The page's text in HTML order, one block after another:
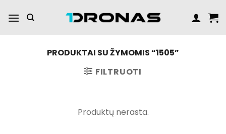
turinį
PRODUKTAI SU ŽYMOMIS “1505”
FILTRUOTI
Produktų nerasta.